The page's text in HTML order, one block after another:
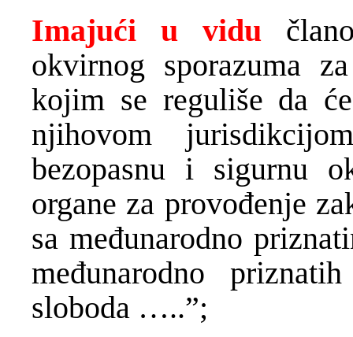
Imajući u vidu
okvirnog sporazuma
kojim se reguliše da
njihovom
bezopasnu i sigurnu
organe za provođenje
sa međunarodno
međunarodno
sloboda …..”;